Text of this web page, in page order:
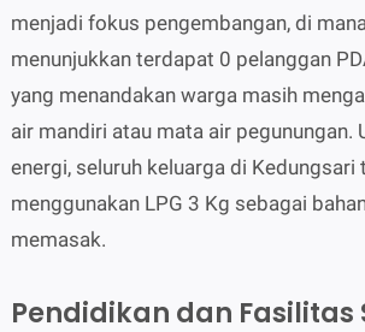
menjadi fokus pengembangan, di
menunjukkan terdapat 0 pelanggan
yang menandakan warga masih
air mandiri atau mata air pegunungan.
energi, seluruh keluarga di Kedungsari
menggunakan LPG 3 Kg sebagai
memasak.
Pendidikan dan Fasilitas